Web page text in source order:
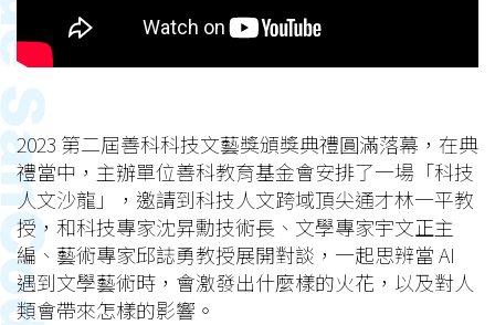
2023 第二屆善科科技文藝獎頒獎典禮圓滿落幕，在典
禮當中，主辦單位善科教育基金會安排了一場「科技
人文沙龍」，邀請到科技人文跨域頂尖通才林一平教
授，和科技專家沈昇勳技術長、文學專家宇文正主
編、藝術專家邱誌勇教授展開對談，一起思辨當 AI
遇到文學藝術時，會激發出什麼樣的火花，以及對人
類會帶來怎樣的影響。